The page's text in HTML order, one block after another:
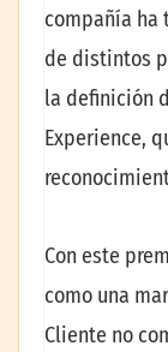
compañía ha
de distintos
la definición
Experience,
Con este
como una
Cliente no